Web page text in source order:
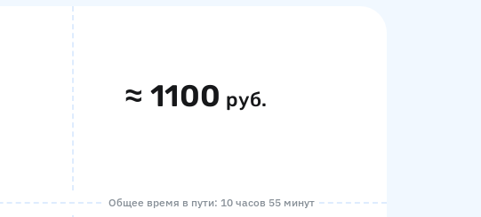
≈1100 руб.
Общее время в пути: 10 часов 55 минут